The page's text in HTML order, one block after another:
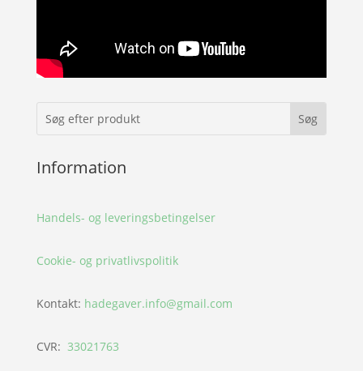
Information
Handels- og leveringsbetingelser
Cookie- og privatlivspolitik
Kontakt: hadegaver.info@gmail.com
CVR: 33021763